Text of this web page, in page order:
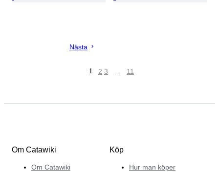
Nästa
1 2 3 … 11
Om Catawiki
Om Catawiki
Köp
Hur man köper